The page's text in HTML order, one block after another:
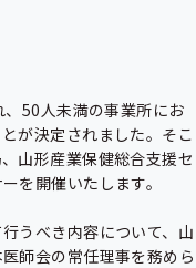
50人未満の事業所にお
が決定されました。そこ
山形産業保健総合支援セ
を開催いたします。
うべき内容について、山
師会の常任理事を務めら